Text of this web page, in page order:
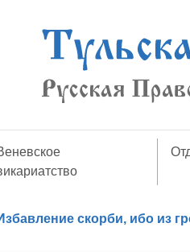
скорби, ибо из